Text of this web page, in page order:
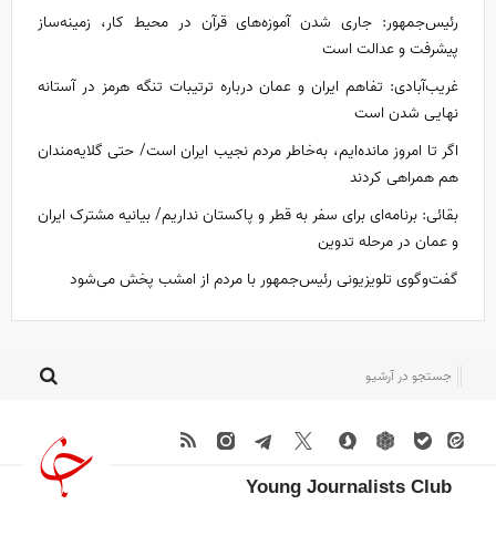
رئیس‌جمهور: جاری شدن آموزه‌های قرآن در محیط کار، زمینه‌ساز
پیشرفت و عدالت است
غریب‌آبادی: تفاهم ایران و عمان درباره ترتیبات تنگه هرمز در آستانه
نهایی شدن است
اگر تا امروز مانده‌ایم، به‌خاطر مردم نجیب ایران است/ حتی گلایه‌مندان
هم همراهی کردند
بقائی: برنامه‌ای برای سفر به قطر و پاکستان نداریم/ بیانیه مشترک ایران
و عمان در مرحله تدوین
گفت‌وگوی تلویزیونی رئیس‌جمهور با مردم از امشب پخش می‌شود
Young Journalists Club